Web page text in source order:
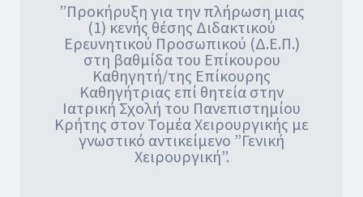
”Προκήρυξη για την πλήρωση μιας
(1) κενής θέσης Διδακτικού
Ερευνητικού Προσωπικού (Δ.Ε.Π.)
στη βαθμίδα του Επίκουρου
Καθηγητή/της Επίκουρης
Καθηγήτριας επί θητεία στην
Ιατρική Σχολή του Πανεπιστημίου
Κρήτης στον Τομέα Χειρουργικής με
γνωστικό αντικείμενο ”Γενική
Χειρουργική”.